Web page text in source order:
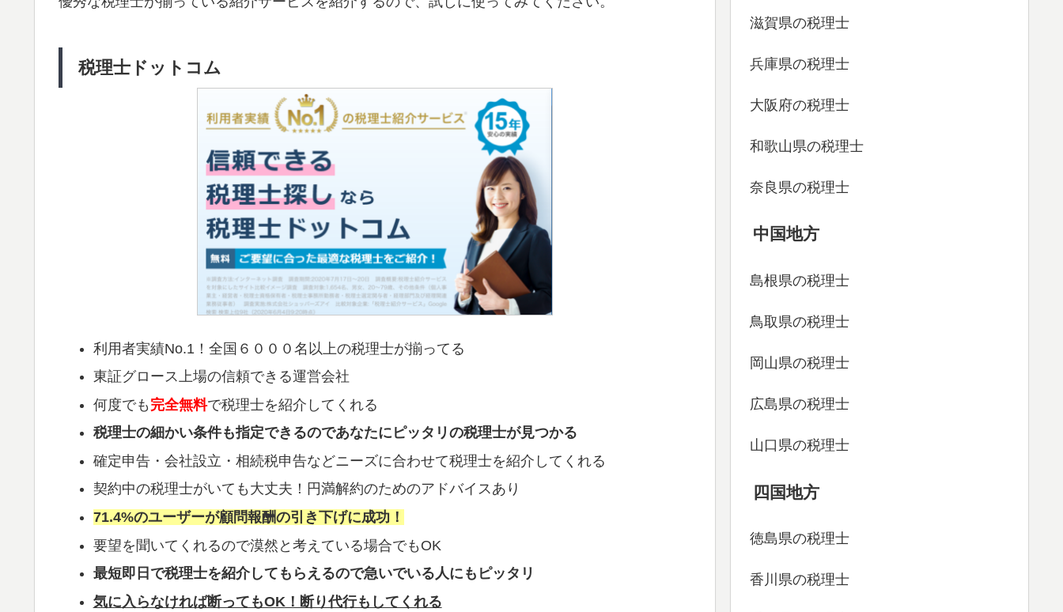
税理士ドットコム
利用者実績No.1！全国６０００名以上の税理士が揃ってる
東証グロース上場の信頼できる運営会社
何度でも 完全無料で税理士を紹介してくれる
税理士の細かい条件も指定できるのであなたにピッタリの税理士が見つかる
確定申告・会社設立・相続税申告などニーズに合わせて税理士を紹介してくれる
契約中の税理士がいても大丈夫！円満解約のためのアドバイスあり
71.4%のユーザーが顧問報酬の引き下げに成功！
要望を聞いてくれるので漠然と考えている場合でもOK
最短即日で税理士を紹介してもらえるので急いでいる人にもピッタリ
気に入らなければ断ってもOK！断り代行もしてくれる
滋賀県の税理士
兵庫県の税理士
大阪府の税理士
和歌山県の税理士
奈良県の税理士
中国地方
島根県の税理士
鳥取県の税理士
岡山県の税理士
広島県の税理士
山口県の税理士
四国地方
徳島県の税理士
香川県の税理士